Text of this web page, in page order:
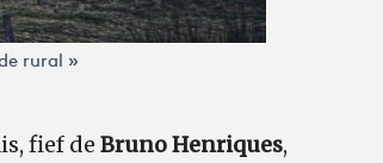
rural »
fief de Bruno Henriques,